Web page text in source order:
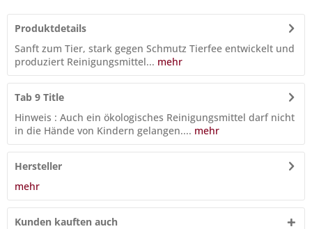
Produktdetails
Sanft zum Tier, stark gegen Schmutz Tierfee entwickelt und
produziert Reinigungsmittel... mehr
Tab 9 Title
Hinweis : Auch ein ökologisches Reinigungsmittel darf nicht
in die Hände von Kindern gelangen.... mehr
Hersteller
mehr
Kunden kauften auch